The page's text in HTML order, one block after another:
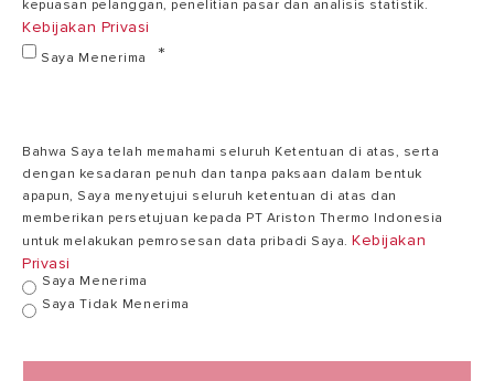
kepuasan pelanggan, penelitian pasar dan analisis statistik.
Kebijakan Privasi
Saya Menerima
Bahwa Saya telah memahami seluruh Ketentuan di atas, serta
dengan kesadaran penuh dan tanpa paksaan dalam bentuk
apapun, Saya menyetujui seluruh ketentuan di atas dan
memberikan persetujuan kepada PT Ariston Thermo Indonesia
untuk melakukan pemrosesan data pribadi Saya. Kebijakan
Privasi
Saya Menerima
Saya Tidak Menerima